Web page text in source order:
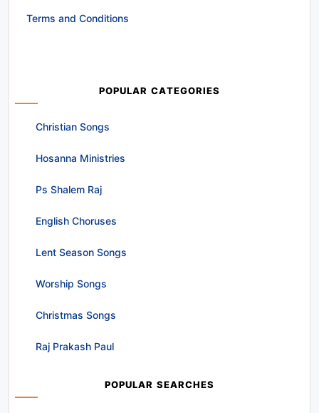
Terms and Conditions
POPULAR CATEGORIES
Christian Songs
Hosanna Ministries
Ps Shalem Raj
English Choruses
Lent Season Songs
Worship Songs
Christmas Songs
Raj Prakash Paul
POPULAR SEARCHES